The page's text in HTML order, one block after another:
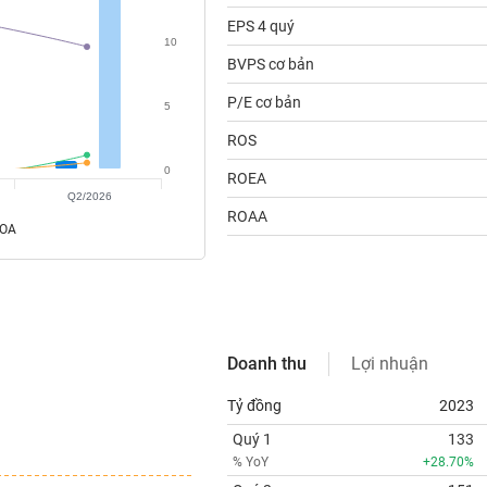
0
5
10
Q2/2026
EPS 4 quý
BVPS cơ bản
P/E cơ bản
ROS
ROEA
ROAA
Doanh thu Lợi nhuận
Tỷ đồng 2023
Quý 1
% YoY
133
+28.70%